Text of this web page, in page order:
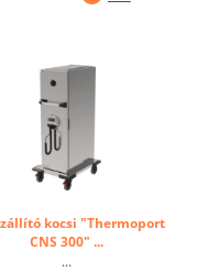
kocsi "Thermoport
CNS 300" ...
...